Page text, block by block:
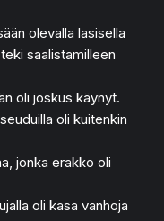
olevalla lasisella
saalistamilleen
oli joskus käynyt.
oli kuitenkin
jonka erakko oli
oli kasa vanhoja